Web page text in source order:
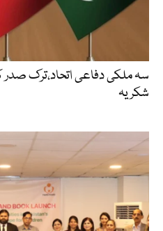
سہ ملکی دفاعی اتحاد،ترک صدر
شکریہ